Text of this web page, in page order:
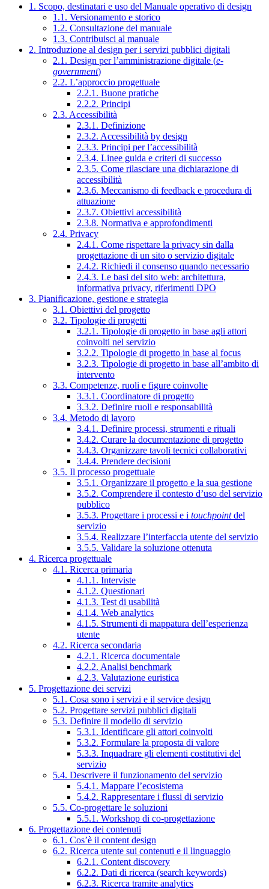
1. Scopo, destinatari e uso del Manuale operativo di design
1.1. Versionamento e storico
1.2. Consultazione del manuale
1.3. Contribuisci al manuale
2. Introduzione al design per i servizi pubblici digitali
2.1. Design per l’amministrazione digitale (e-
government)
2.2. L’approccio progettuale
2.2.1. Buone pratiche
2.2.2. Principi
2.3. Accessibilità
2.3.1. Definizione
2.3.2. Accessibilità by design
2.3.3. Principi per l’accessibilità
2.3.4. Linee guida e criteri di successo
2.3.5. Come rilasciare una dichiarazione di
accessibilità
2.3.6. Meccanismo di feedback e procedura di
attuazione
2.3.7. Obiettivi accessibilità
2.3.8. Normativa e approfondimenti
2.4. Privacy
2.4.1. Come rispettare la privacy sin dalla
progettazione di un sito o servizio digitale
2.4.2. Richiedi il consenso quando necessario
2.4.3. Le basi del sito web: architettura,
informativa privacy, riferimenti DPO
3. Pianificazione, gestione e strategia
3.1. Obiettivi del progetto
3.2. Tipologie di progetti
3.2.1. Tipologie di progetto in base agli attori
coinvolti nel servizio
3.2.2. Tipologie di progetto in base al focus
3.2.3. Tipologie di progetto in base all’ambito di
intervento
3.3. Competenze, ruoli e figure coinvolte
3.3.1. Coordinatore di progetto
3.3.2. Definire ruoli e responsabilità
3.4. Metodo di lavoro
3.4.1. Definire processi, strumenti e rituali
3.4.2. Curare la documentazione di progetto
3.4.3. Organizzare tavoli tecnici collaborativi
3.4.4. Prendere decisioni
3.5. Il processo progettuale
3.5.1. Organizzare il progetto e la sua gestione
3.5.2. Comprendere il contesto d’uso del servizio
pubblico
3.5.3. Progettare i processi e i touchpointdel
servizio
3.5.4. Realizzare l’interfaccia utente del servizio
3.5.5. Validare la soluzione ottenuta
4. Ricerca progettuale
4.1. Ricerca primaria
4.1.1. Interviste
4.1.2. Questionari
4.1.3. Test di usabilità
4.1.4. Web analytics
4.1.5. Strumenti di mappatura dell’esperienza
utente
4.2. Ricerca secondaria
4.2.1. Ricerca documentale
4.2.2. Analisi benchmark
4.2.3. Valutazione euristica
5. Progettazione dei servizi
5.1. Cosa sono i servizi e il service design
5.2. Progettare servizi pubblici digitali
5.3. Definire il modello di servizio
5.3.1. Identificare gli attori coinvolti
5.3.2. Formulare la proposta di valore
5.3.3. Inquadrare gli elementi costitutivi del
servizio
5.4. Descrivere il funzionamento del servizio
5.4.1. Mappare l’ecosistema
5.4.2. Rappresentare i flussi di servizio
5.5. Co-progettare le soluzioni
5.5.1. Workshop di co-progettazione
6. Progettazione dei contenuti
6.1. Cos’è il content design
6.2. Ricerca utente sui contenuti e il linguaggio
6.2.1. Content discovery
6.2.2. Dati di ricerca (search keywords)
6.2.3. Ricerca tramite analytics